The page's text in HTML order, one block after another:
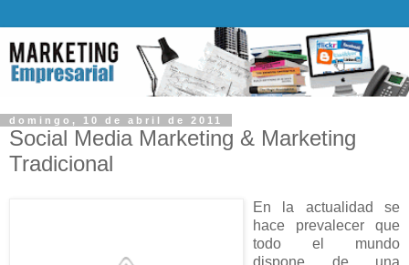
domingo, 10 de abril de 2011
Social Media Marketing & Marketing
Tradicional
En la actualidad se
hace prevalecer que
todo el mundo
dispone de una